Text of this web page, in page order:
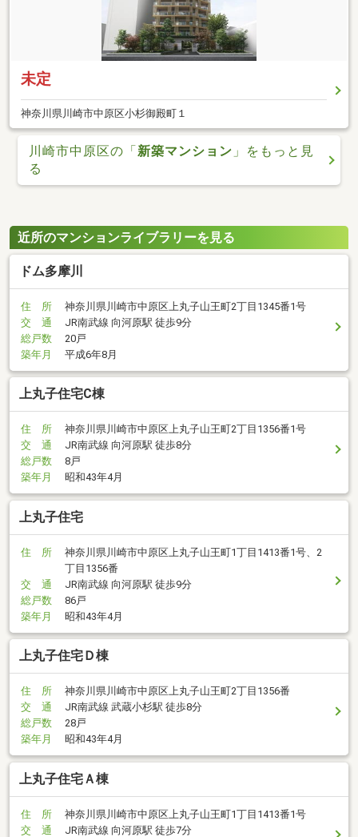
未定
神奈川県川崎市中原区小杉御殿町１
川崎市中原区の「新築マンション 」をもっと見
る
近所のマンションライブラリーを見る
ドム多摩川
住 所
神奈川県川崎市中原区上丸子山王町2丁目1345番1号
交 通
JR南武線 向河原駅 徒歩9分
総戸数
20戸
築年月
平成6年8月
上丸子住宅C棟
住 所
神奈川県川崎市中原区上丸子山王町2丁目1356番1号
交 通
JR南武線 向河原駅 徒歩8分
総戸数
8戸
築年月
昭和43年4月
上丸子住宅
住 所
神奈川県川崎市中原区上丸子山王町1丁目1413番1号、2
丁目1356番
交 通
JR南武線 向河原駅 徒歩9分
総戸数
86戸
築年月
昭和43年4月
上丸子住宅Ｄ棟
住 所
神奈川県川崎市中原区上丸子山王町2丁目1356番
交 通
JR南武線 武蔵小杉駅 徒歩8分
総戸数
28戸
築年月
昭和43年4月
上丸子住宅Ａ棟
住 所
神奈川県川崎市中原区上丸子山王町1丁目1413番1号
交 通
JR南武線 向河原駅 徒歩7分